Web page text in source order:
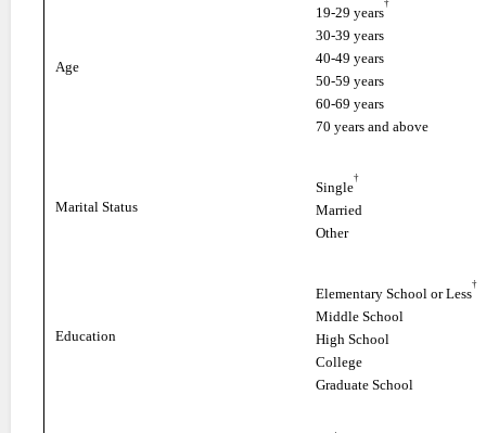
Age
19-29 years
†
30-39 years
40-49 years
50-59 years
60-69 years
70 years and above
Marital Status
Single
†
Married
Other
Education
Elementary School or Less
†
Middle School
High School
College
Graduate School